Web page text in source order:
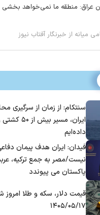
عراق: منطقه ما نمی‌خواهد بخشی
میانه از خبرنگار آفتاب نیوز
سنتکام: از زمان از سرگیری
ایران، مسیر بیش
داده‌ایم
فیدان: ایران هدف پیمان
نیست/مصر به جمع ترکیه،
پاکستان می پیوندد
قیمت دلار، سکه و طلا امروز
۱۴۰۵/۰۵/۱۷